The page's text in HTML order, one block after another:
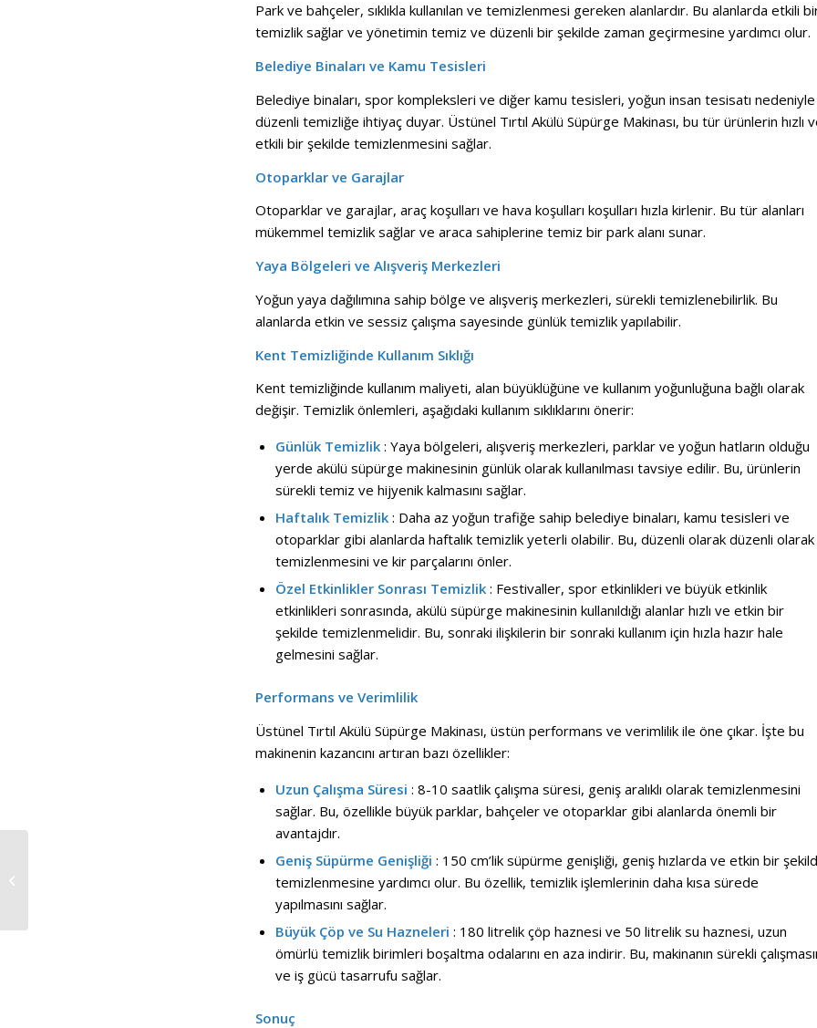
Park ve bahçeler, sıklıkla kullanılan ve temizlenmesi gereken alanlardır. Bu alanlarda etkili
temizlik sağlar ve yönetimin temiz ve düzenli bir şekilde zaman geçirmesine yardımcı olur.
Belediye Binaları ve Kamu Tesisleri
Belediye binaları, spor kompleksleri ve diğer kamu tesisleri, yoğun insan tesisatı nedeniyle
düzenli temizliğe ihtiyaç duyar. Üstünel Tırtıl Akülü Süpürge Makinası, bu tür ürünlerin hızlı
etkili bir şekilde temizlenmesini sağlar.
Otoparklar ve Garajlar
Otoparklar ve garajlar, araç koşulları ve hava koşulları koşulları hızla kirlenir. Bu tür alanları
mükemmel temizlik sağlar ve araca sahiplerine temiz bir park alanı sunar.
Yaya Bölgeleri ve Alışveriş Merkezleri
Yoğun yaya dağılımına sahip bölge ve alışveriş merkezleri, sürekli temizlenebilirlik. Bu
alanlarda etkin ve sessiz çalışma sayesinde günlük temizlik yapılabilir.
Kent Temizliğinde Kullanım Sıklığı
Kent temizliğinde kullanım maliyeti, alan büyüklüğüne ve kullanım yoğunluğuna bağlı olarak
değişir. Temizlik önlemleri, aşağıdaki kullanım sıklıklarını önerir:
Günlük Temizlik : Yaya bölgeleri, alışveriş merkezleri, parklar ve yoğun hatların olduğu
yerde akülü süpürge makinesinin günlük olarak kullanılması tavsiye edilir. Bu, ürünlerin
sürekli temiz ve hijyenik kalmasını sağlar.
Haftalık Temizlik : Daha az yoğun trafiğe sahip belediye binaları, kamu tesisleri ve
otoparklar gibi alanlarda haftalık temizlik yeterli olabilir. Bu, düzenli olarak düzenli olarak
temizlenmesini ve kir parçalarını önler.
Özel Etkinlikler Sonrası Temizlik : Festivaller, spor etkinlikleri ve büyük etkinlik
etkinlikleri sonrasında, akülü süpürge makinesinin kullanıldığı alanlar hızlı ve etkin bir
şekilde temizlenmelidir. Bu, sonraki ilişkilerin bir sonraki kullanım için hızla hazır hale
gelmesini sağlar.
Performans ve Verimlilik
Üstünel Tırtıl Akülü Süpürge Makinası, üstün performans ve verimlilik ile öne çıkar. İşte bu
makinenin kazancını artıran bazı özellikler:
Uzun Çalışma Süresi : 8-10 saatlik çalışma süresi, geniş aralıklı olarak temizlenmesini
sağlar. Bu, özellikle büyük parklar, bahçeler ve otoparklar gibi alanlarda önemli bir
avantajdır.
Geniş Süpürme Genişliği : 150 cm’lik süpürme genişliği, geniş hızlarda ve etkin bir
temizlenmesine yardımcı olur. Bu özellik, temizlik işlemlerinin daha kısa sürede
yapılmasını sağlar.
Büyük Çöp ve Su Hazneleri : 180 litrelik çöp haznesi ve 50 litrelik su haznesi, uzun
ömürlü temizlik birimleri boşaltma odalarını en aza indirir. Bu, makinanın sürekli
ve iş gücü tasarrufu sağlar.
Sonuç